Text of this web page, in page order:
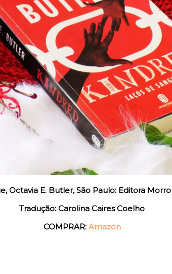
Octavia E. Butler, São Paulo: Editora
Tradução: Carolina Caires Coelho
COMPRAR: Amazon